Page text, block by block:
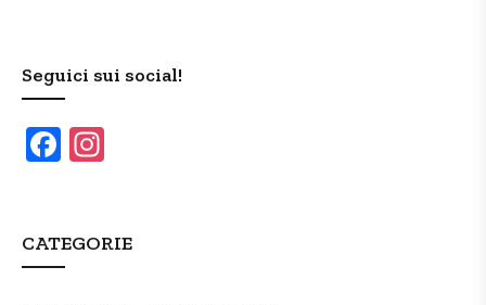
Seguici sui social!
F
a
e
b
gr
CATEGORIE